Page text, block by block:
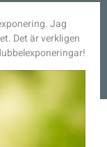
Jag
Det är verkligen